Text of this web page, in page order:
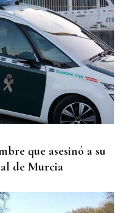
que asesinó a su
de Murcia